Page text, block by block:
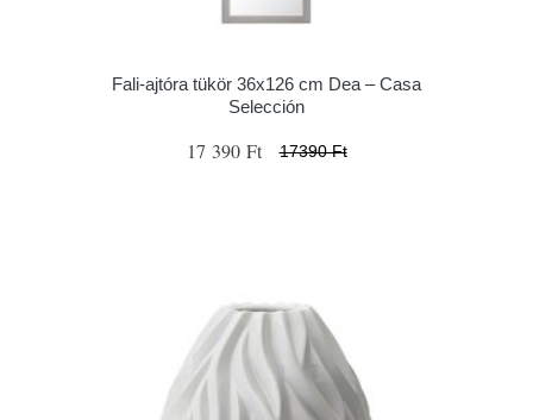
Fali-ajtóra tükör 36x126 cm Dea – Casa
Selección
17 390 Ft 17390 Ft